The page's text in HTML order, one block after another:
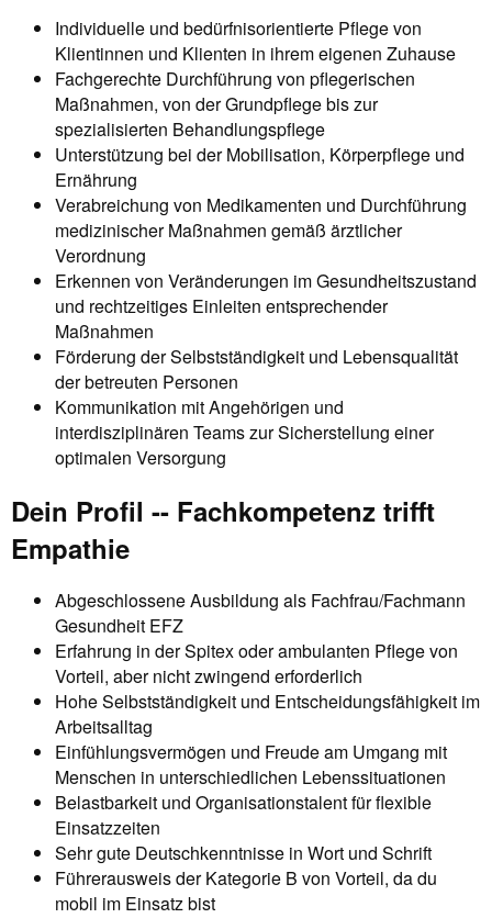
Individuelle und bedürfnisorientierte Pflege von
Klientinnen und Klienten in ihrem eigenen Zuhause
Fachgerechte Durchführung von pflegerischen
Maßnahmen, von der Grundpflege bis zur
spezialisierten Behandlungspflege
Unterstützung bei der Mobilisation, Körperpflege und
Ernährung
Verabreichung von Medikamenten und Durchführung
medizinischer Maßnahmen gemäß ärztlicher
Verordnung
Erkennen von Veränderungen im Gesundheitszustand
und rechtzeitiges Einleiten entsprechender
Maßnahmen
Förderung der Selbstständigkeit und Lebensqualität
der betreuten Personen
Kommunikation mit Angehörigen und
interdisziplinären Teams zur Sicherstellung einer
optimalen Versorgung
Dein Profil -- Fachkompetenz trifft
Empathie
Abgeschlossene Ausbildung als Fachfrau/Fachmann
Gesundheit EFZ
Erfahrung in der Spitex oder ambulanten Pflege von
Vorteil, aber nicht zwingend erforderlich
Hohe Selbstständigkeit und Entscheidungsfähigkeit im
Arbeitsalltag
Einfühlungsvermögen und Freude am Umgang mit
Menschen in unterschiedlichen Lebenssituationen
Belastbarkeit und Organisationstalent für flexible
Einsatzzeiten
Sehr gute Deutschkenntnisse in Wort und Schrift
Führerausweis der Kategorie B von Vorteil, da du
mobil im Einsatz bist